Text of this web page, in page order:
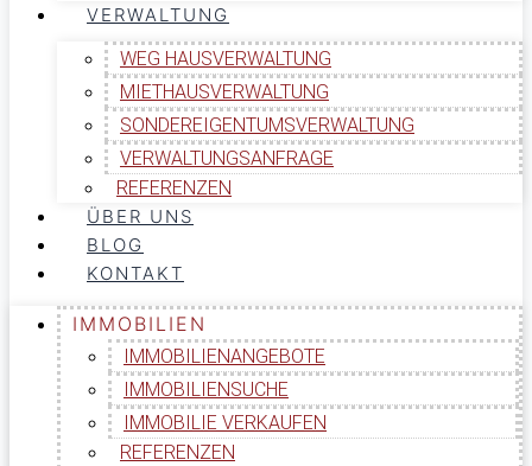
VERWALTUNG
WEG HAUSVERWALTUNG
MIETHAUSVERWALTUNG
SONDEREIGENTUMSVERWALTUNG
VERWALTUNGSANFRAGE
REFERENZEN
ÜBER UNS
BLOG
KONTAKT
IMMOBILIEN
IMMOBILIENANGEBOTE
IMMOBILIENSUCHE
IMMOBILIE VERKAUFEN
REFERENZEN